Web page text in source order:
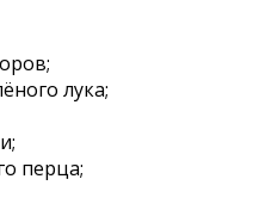
лука;
перца;